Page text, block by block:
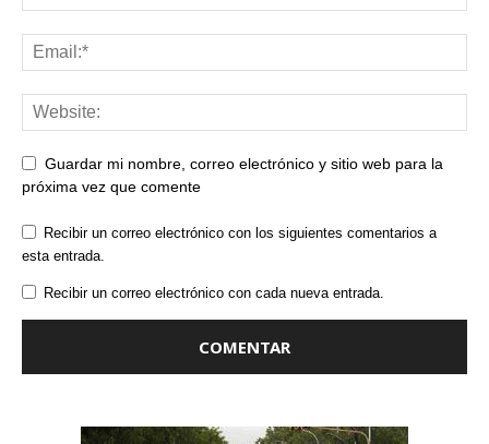
Guardar mi nombre, correo electrónico y sitio web para la
próxima vez que comente
Recibir un correo electrónico con los siguientes comentarios a
esta entrada.
Recibir un correo electrónico con cada nueva entrada.